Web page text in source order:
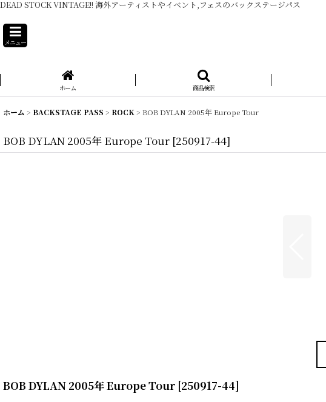
DEAD STOCK VINTAGE!! 海外アーティストやイベント,フェスのバックステージパス
メニュー
ホーム 商品検索
ホーム > BACKSTAGE PASS > ROCK > BOB DYLAN 2005年 Europe Tour
BOB DYLAN 2005年 Europe Tour [250917-44]
BOB DYLAN 2005年 Europe Tour [250917-44]